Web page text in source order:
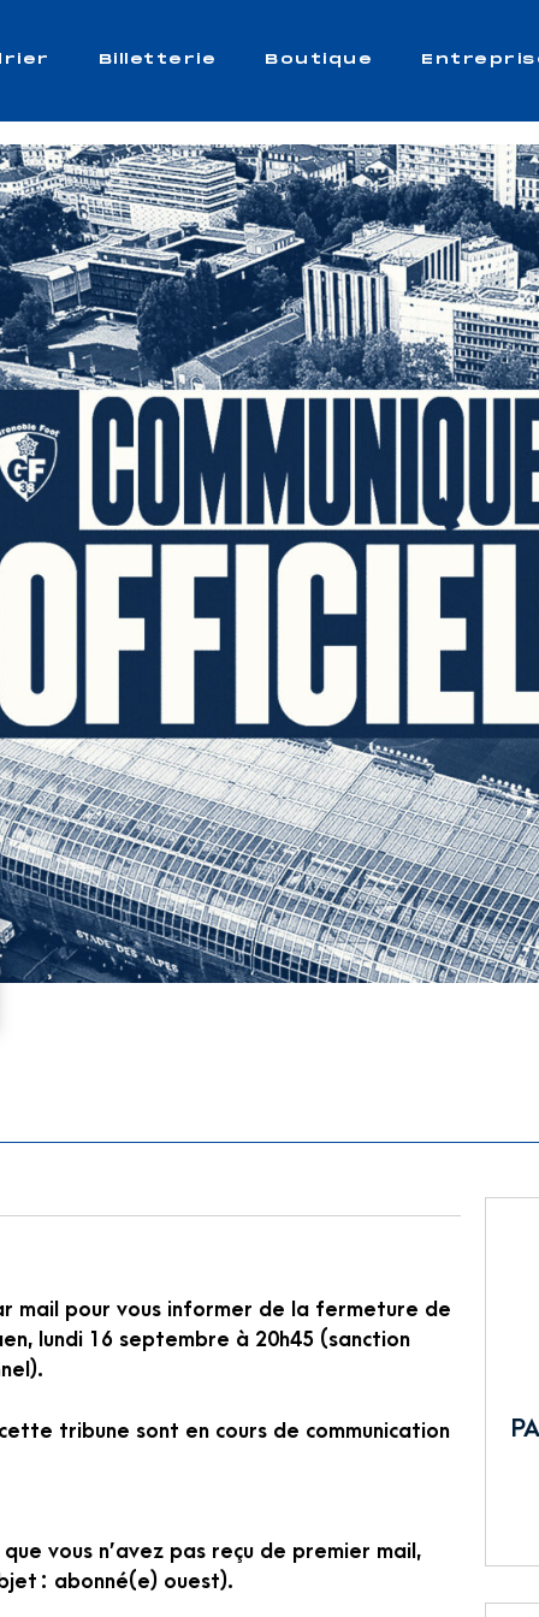
Billetterie Boutique
mail pour vous informer de la fermeture de
lundi 16 septembre à 20h45 (sanction
tribune sont en cours de communication
vous n’avez pas reçu de premier mail,
: abonné(e) ouest).